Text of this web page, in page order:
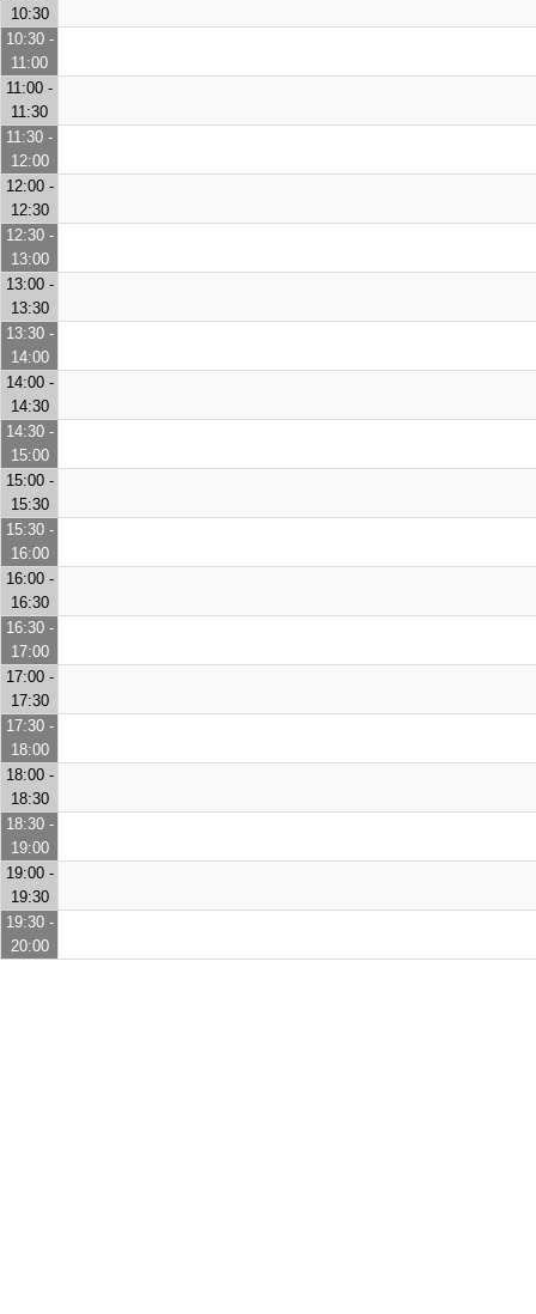
10:30
10:30 -
11:00
11:00 -
11:30
11:30 -
12:00
12:00 -
12:30
12:30 -
13:00
13:00 -
13:30
13:30 -
14:00
14:00 -
14:30
14:30 -
15:00
15:00 -
15:30
15:30 -
16:00
16:00 -
16:30
16:30 -
17:00
17:00 -
17:30
17:30 -
18:00
18:00 -
18:30
18:30 -
19:00
19:00 -
19:30
19:30 -
20:00